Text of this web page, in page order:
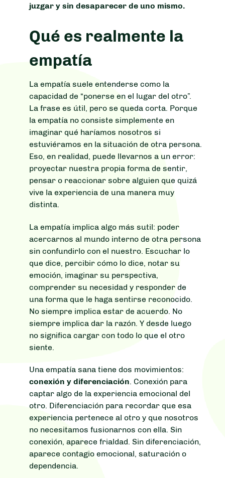
juzgar y sin desaparecer de uno mismo.
Qué es realmente la
empatía
La empatía suele entenderse como la
capacidad de “ponerse en el lugar del otro”.
La frase es útil, pero se queda corta. Porque
la empatía no consiste simplemente en
imaginar qué haríamos nosotros si
estuviéramos en la situación de otra persona.
Eso, en realidad, puede llevarnos a un error:
proyectar nuestra propia forma de sentir,
pensar o reaccionar sobre alguien que quizá
vive la experiencia de una manera muy
distinta.
La empatía implica algo más sutil: poder
acercarnos al mundo interno de otra persona
sin confundirlo con el nuestro. Escuchar lo
que dice, percibir cómo lo dice, notar su
emoción, imaginar su perspectiva,
comprender su necesidad y responder de
una forma que le haga sentirse reconocido.
No siempre implica estar de acuerdo. No
siempre implica dar la razón. Y desde luego
no significa cargar con todo lo que el otro
siente.
Una empatía sana tiene dos movimientos:
conexión y diferenciación. Conexión para
captar algo de la experiencia emocional del
otro. Diferenciación para recordar que esa
experiencia pertenece al otro y que nosotros
no necesitamos fusionarnos con ella. Sin
conexión, aparece frialdad. Sin diferenciación,
aparece contagio emocional, saturación o
dependencia.